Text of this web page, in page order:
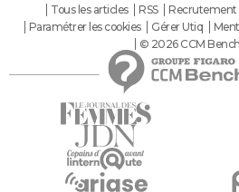
Tous les articles
RSS Recrutement
Paramétrer les cookies
Gérer Utiq
© 2026 CCM